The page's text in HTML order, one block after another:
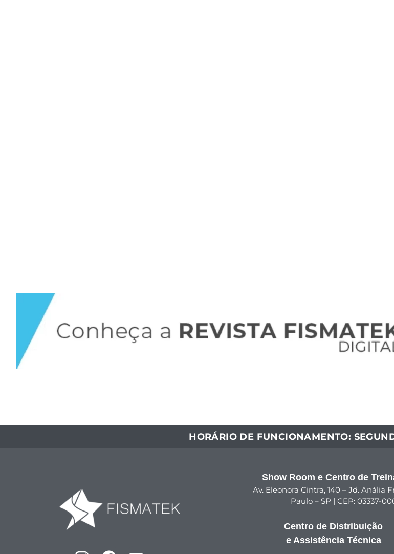
HORÁRIO DE FUNCIONAMENTO:
Show Room e Centro de
Av. Eleonora Cintra, 140 – Jd. Anália
Paulo – SP | CEP: 03337-
Centro de Distribuição
e Assistência Técnica